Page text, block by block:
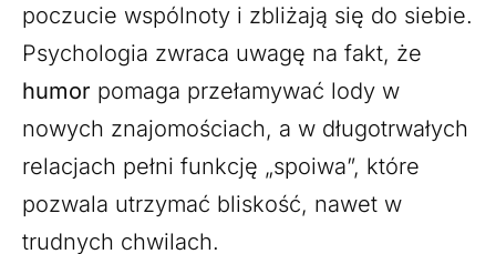
poczucie wspólnoty i zbliżają się do siebie.
Psychologia zwraca uwagę na fakt, że
humor pomaga przełamywać lody w
nowych znajomościach, a w długotrwałych
relacjach pełni funkcję „spoiwa”, które
pozwala utrzymać bliskość, nawet w
trudnych chwilach.